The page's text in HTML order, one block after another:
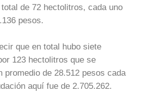
de 72 hectolitros, cada uno
pesos.
que en total hubo siete
123 hectolitros que se
promedio de 28.512 pesos cada
aquí fue de 2.705.262.